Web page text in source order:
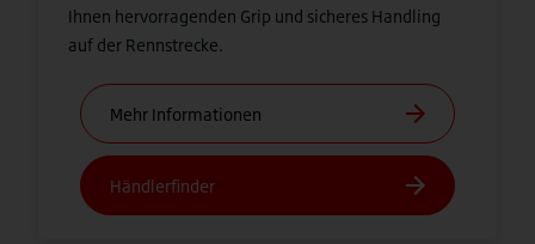
Ihnen hervorragenden Grip und sicheres Handling
auf der Rennstrecke.